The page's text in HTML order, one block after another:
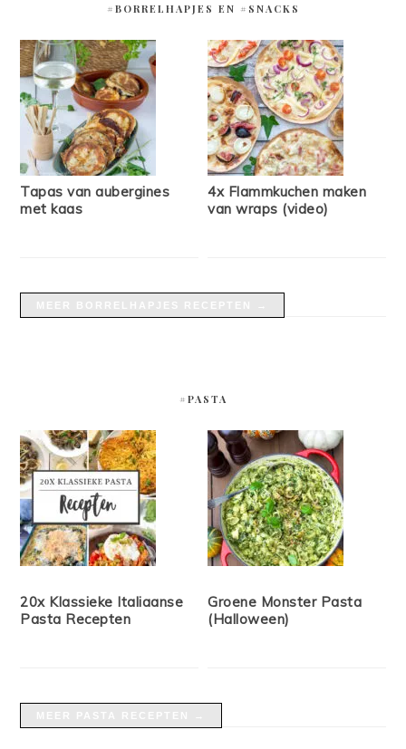
#BORRELHAPJES EN #SNACKS
Tapas van aubergines
met kaas
4x Flammkuchen maken
van wraps (video)
#PASTA
20x Klassieke Italiaanse
Pasta Recepten
Groene Monster Pasta
(Halloween)